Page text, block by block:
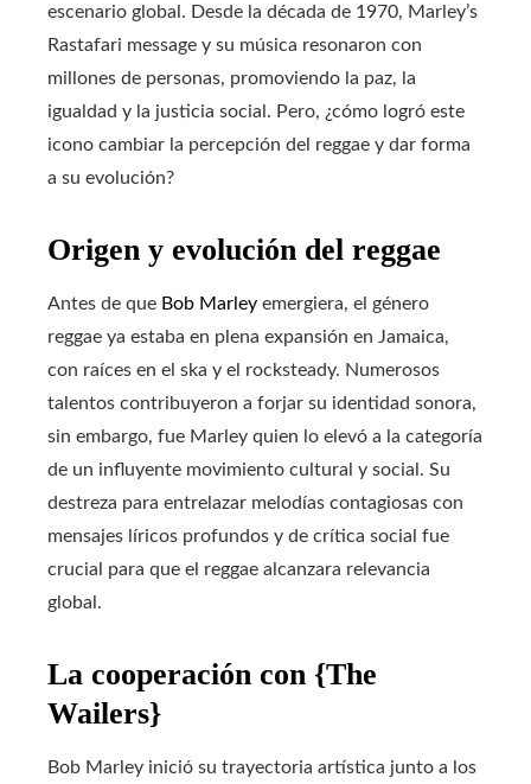
escenario global. Desde la década de 1970, Marley’s
Rastafari message y su música resonaron con
millones de personas, promoviendo la paz, la
igualdad y la justicia social. Pero, ¿cómo logró este
icono cambiar la percepción del reggae y dar forma
a su evolución?
Origen y evolución del reggae
Antes de que Bob Marley emergiera, el género
reggae ya estaba en plena expansión en Jamaica,
con raíces en el ska y el rocksteady. Numerosos
talentos contribuyeron a forjar su identidad sonora,
sin embargo, fue Marley quien lo elevó a la categoría
de un influyente movimiento cultural y social. Su
destreza para entrelazar melodías contagiosas con
mensajes líricos profundos y de crítica social fue
crucial para que el reggae alcanzara relevancia
global.
La cooperación con {The
Wailers}
Bob Marley inició su trayectoria artística junto a los